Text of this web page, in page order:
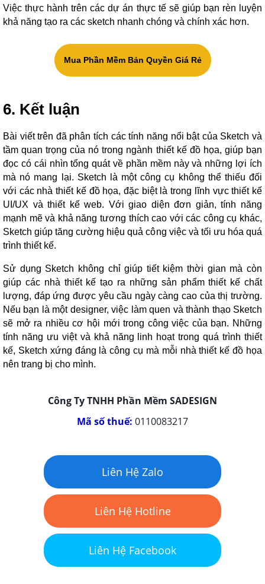
Việc thực hành trên các dự án thực tế sẽ giúp bạn rèn luyện
khả năng tạo ra các sketch nhanh chóng và chính xác hơn.
Mua Phần Mềm Bản Quyền Giá Rẻ
6. Kết luận
Bài viết trên đã phân tích các tính năng nổi bật của Sketch và
tầm quan trọng của nó trong ngành thiết kế đồ họa, giúp bạn
đọc có cái nhìn tổng quát về phần mềm này và những lợi ích
mà nó mang lại. Sketch là một công cụ không thể thiếu đối
với các nhà thiết kế đồ họa, đặc biệt là trong lĩnh vực thiết kế
UI/UX và thiết kế web. Với giao diện đơn giản, tính năng
mạnh mẽ và khả năng tương thích cao với các công cụ khác,
Sketch giúp tăng cường hiệu quả công việc và tối ưu hóa quá
trình thiết kế.
Sử dụng Sketch không chỉ giúp tiết kiệm thời gian mà còn
giúp các nhà thiết kế tạo ra những sản phẩm thiết kế chất
lượng, đáp ứng được yêu cầu ngày càng cao của thị trường.
Nếu bạn là một designer, việc làm quen và thành thạo Sketch
sẽ mở ra nhiều cơ hội mới trong công việc của bạn. Những
tính năng ưu việt và khả năng linh hoạt trong quá trình thiết
kế, Sketch xứng đáng là công cụ mà mỗi nhà thiết kế đồ họa
nên trang bị cho mình.
Công Ty TNHH Phần Mềm SADESIGN
Mã số thuế: 0110083217
Liên Hệ Zalo
Liên Hệ Hotline
Liên Hệ Facebook